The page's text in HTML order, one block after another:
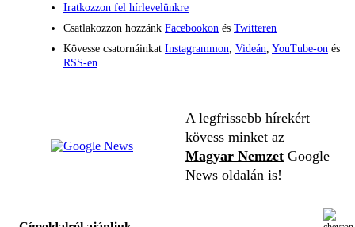
Iratkozzon fel hírlevelünkre
Csatlakozzon hozzánk Facebookon és Twitteren
Kövesse csatornáinkat Instagrammon Videán YouTube-on és
RSS-en
A legfrissebb hírekért
kövess minket az
Magyar Nemzet Google
News oldalán is!